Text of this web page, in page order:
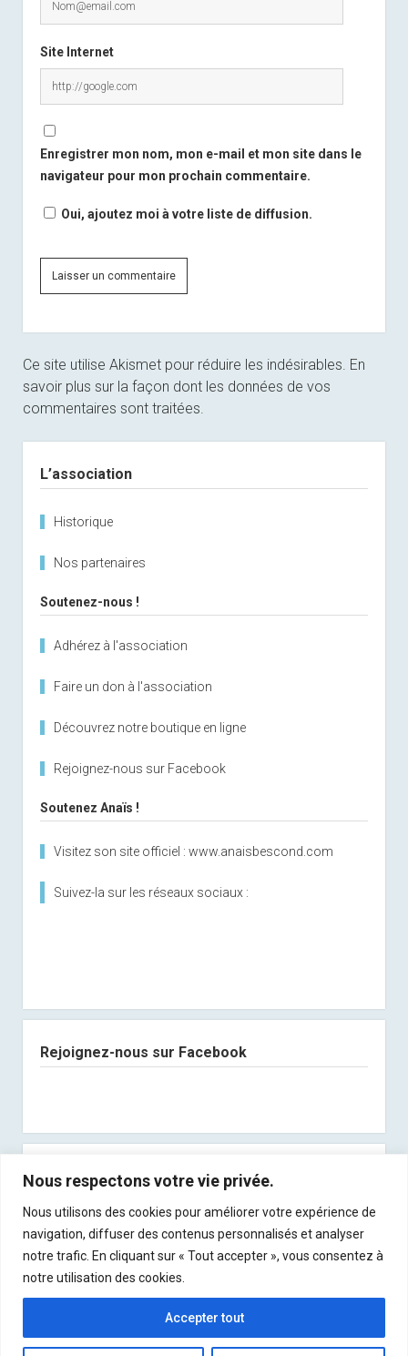
Nous respectons votre vie privée.
Nous utilisons des cookies pour améliorer votre expérience de
navigation, diffuser des contenus personnalisés et analyser
notre trafic. En cliquant sur « Tout accepter », vous consentez à
notre utilisation des cookies.
Accepter tout
Site Internet
Enregistrer mon nom, mon e-mail et mon site dans le
navigateur pour mon prochain commentaire.
Oui, ajoutez moi à votre liste de diffusion.
Ce site utilise Akismet pour réduire les indésirables. En
savoir plus sur la façon dont les données de vos
commentaires sont traitées
L’association
Historique
Nos partenaires
Soutenez-nous !
Adhérez à l'association
Faire un don à l'association
Découvrez notre boutique en ligne
Rejoignez-nous sur Facebook
Soutenez Anaïs !
Visitez son site officiel : www.anaisbescond.com
Suivez-la sur les réseaux sociaux :
Rejoignez-nous sur Facebook
Abonnez-vous à notre newsletter
Recevez les derniers articles directement dans
votre boite mail !